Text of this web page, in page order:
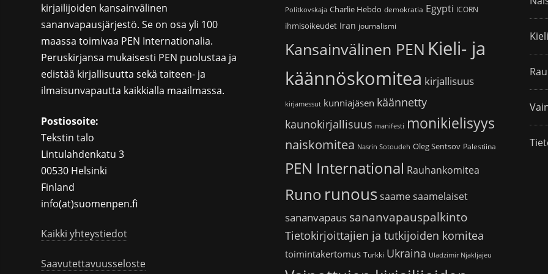
kirjailijoiden kansainvälinen
sananvapausjärjestö. Se on osa yli 100
maassa toimivaa PEN Internationalia.
Peruskirjansa mukaisesti PEN puolustaa ja
edistää kirjallisuutta sekä taiteen- ja
ilmaisunvapautta kaikkialla maailmassa.
Postiosoite:
Tekstin talo
Lintulahdenkatu 3
00530 Helsinki
Finland
info(at)suomenpen.fi
Kaikki yhteystiedot
Saavutettavuusseloste
Politkovskaja Charlie Hebdo demokratia Egypti ICORN
ihmisoikeudet Iran journalismi
Kansainvälinen PEN Kieli- ja
käännöskomitea kirjallisuus
kirjamessut kunniajäsen käännetty
kaunokirjallisuus manifesti monikielisyys
naiskomitea Nasrin Sotoudeh Oleg Sentsov Palestiina
PEN International Rauhankomitea
Runo runoussaamesaamelaiset
sananvapaus sananvapauspalkinto
Tietokirjoittajien ja tutkijoiden komitea
toimintakertomus Turkki Ukraina Uladzimir Njakljajeu